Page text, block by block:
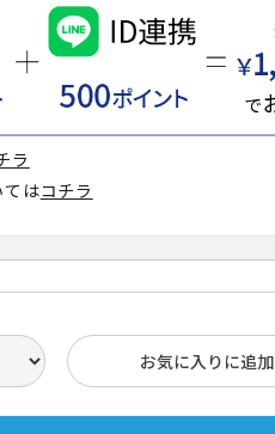
ラ
はコチラ
お気に入りに追加